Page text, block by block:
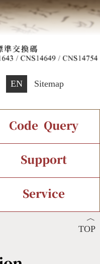
EN Sitemap
Current Status
Code Query
Support
Service
︿
TOP